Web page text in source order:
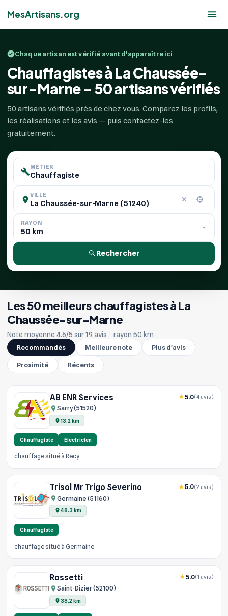
MesArtisans.org
Chaque artisan est vérifié avant d'apparaître ici
Chauffagistes à La Chaussée-
sur-Marne - 50 artisans vérifiés
50 artisans vérifiés près de chez vous. Comparez les profils,
les réalisations et les avis — puis contactez-les
gratuitement.
MÉTIER
VILLE
RAYON
Rechercher
Les 50 meilleurs chauffagistes à La
Chaussée-sur-Marne
Note moyenne 4.6/5 sur 19 avis · rayon 50 km
Recommandés
Meilleure note Plus d'avis
Proximité Récents
AB ENR Services
Sarry (51520)
13.2 km
5.0(4 avis)
Chauffagiste Électricien
chauffage situé à Recy
Trisol Mr Trigo Severino
Germaine (51160)
48.3 km
5.0(2 avis)
Chauffagiste
chauffage situé à Germaine
Rossetti
Saint-Dizier (52100)
38.2 km
5.0(1 avis)